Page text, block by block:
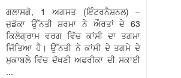
ਗਲਾਸਗੋ, 1 ਅਗਸਤ (ਇੰਟਰਨੈਸ਼ਨਲ) –
ਜੁਡੋਕਾ ਉੱਨਤੀ ਸ਼ਰਮਾ ਨੇ ਔਰਤਾਂ ਦੇ 63
ਕਿਲੋਗ੍ਰਾਮ ਵਰਗ ਵਿੱਚ ਕਾਂਸੀ ਦਾ ਤਗਮਾ
ਜਿੱਤਿਆ ਹੈ। ਉੱਨਤੀ ਨੇ ਕਾਂਸੀ ਦੇ ਤਗਮੇ ਦੇ
ਮੁਕਾਬਲੇ ਵਿੱਚ ਦੱਖਣੀ ਅਫਰੀਕਾ ਦੀ ਸਕਾਈ
...